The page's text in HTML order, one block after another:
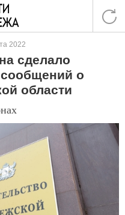
2022
сделало
о
области